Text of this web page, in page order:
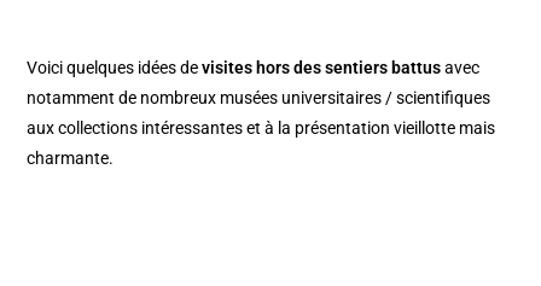
Voici quelques idées devisites hors des sentiers battusavec
notamment de nombreux musées universitaires / scientifiques
aux collections intéressantes et à la présentation vieillotte mais
charmante.